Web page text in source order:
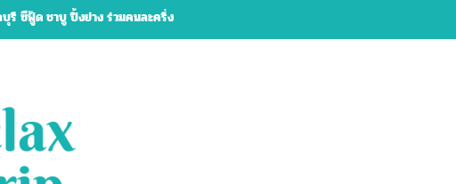
าหาร ร้านปิ้งย่าง หมูกระทะ กรุงเทพ